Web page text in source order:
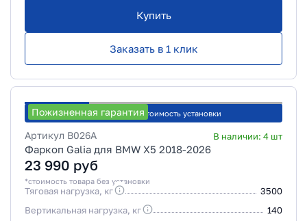
Купить
Заказать в 1 клик
Пожизненная гарантияРассчитать стоимость установки
Артикул B026A В наличии: 4 шт
Фаркоп Galia для BMW X5 2018-2026
23 990 руб
*стоимость товара без установки
Тяговая нагрузка, кг
3500
Вертикальная нагрузка, кг
140